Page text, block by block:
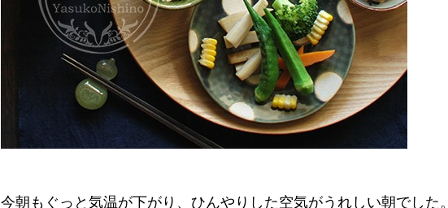
今朝もぐっと気温が下がり、ひんやりした空気がうれしい朝でした。